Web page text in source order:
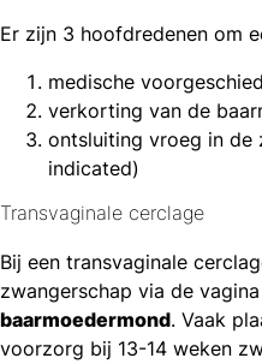
Er zijn 3 hoofdredenen om
medische
verkorting van de
ontsluiting vroeg in de
indicated)
Transvaginale cerclage
Bij een transvaginale
zwangerschap via de
baarmoedermond. Vaak
voorzorg bij 13-14 weken